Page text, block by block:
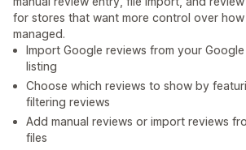
for stores that want more control over
managed.
Import Google reviews from your
listing
Choose which reviews to show by
filtering reviews
Add manual reviews or import reviews
files